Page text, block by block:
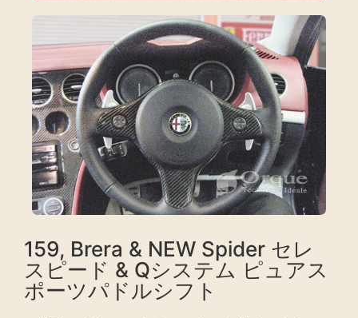
159, Brera & NEW Spider セレ
スピード & Qシステム ピュアス
ポーツパドルシフト